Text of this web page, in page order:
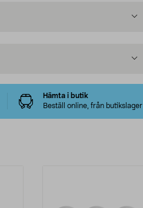
Hämta i butik
Beställ online, från butikslager